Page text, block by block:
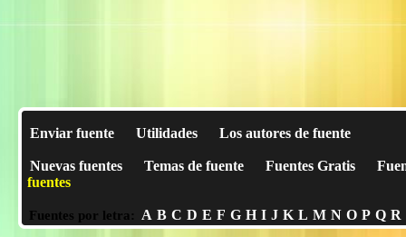
Enviar fuente Utilidades Los autores de fuente
Nuevas fuentes Temas de fuente Fuentes Gratis
fuentes
Fuentes por letra: A B C D E F G H I J K L M N O P Q R